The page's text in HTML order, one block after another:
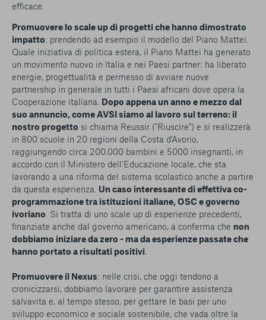
efficace.
Promuovere lo scale up di progetti che hanno dimostrato
impatto: prendendo ad esempio il modello del Piano Mattei.
Quale iniziativa di politica estera, il Piano Mattei ha generato
un movimento nuovo in Italia e nei Paesi partner: ha liberato
energie, progettualità e permesso di avviare nuove
partnership in generale in tutti i Paesi africani dove opera la
Cooperazione italiana. Dopo appena un anno e mezzo dal
suo annuncio, come AVSI siamo al lavoro sul terreno: il
nostro progetto si chiama Reussir ("Riuscire") e si realizzerà
in 800 scuole in 20 regioni della Costa d'Avorio,
raggiungendo circa 200.000 bambini e 5000 insegnanti, in
accordo con il Ministero dell’Educazione locale, che sta
lavorando a una riforma del sistema scolastico anche a partire
da questa esperienza. Un caso interessante di effettiva co-
programmazione tra istituzioni italiane, OSC e governo
ivoriano . Si tratta di uno scale up di esperienze precedenti,
finanziate anche dal governo americano, a conferma che non
dobbiamo iniziare da zero - ma da esperienze passate che
hanno portato a risultati positivi
Promuovere il Nexus: nelle crisi, che oggi tendono a
cronicizzarsi, dobbiamo lavorare per garantire assistenza
salvavita e, al tempo stesso, per gettare le basi per uno
sviluppo economico e sociale sostenibile, che vada oltre la